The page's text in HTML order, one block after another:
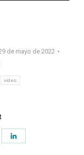
de mayo de 2022
video